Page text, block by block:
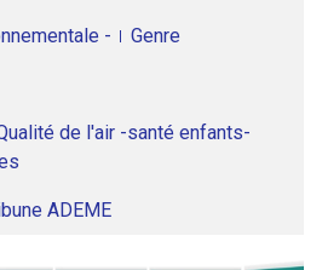
- Genre
de l'air -santé enfants-
ADEME